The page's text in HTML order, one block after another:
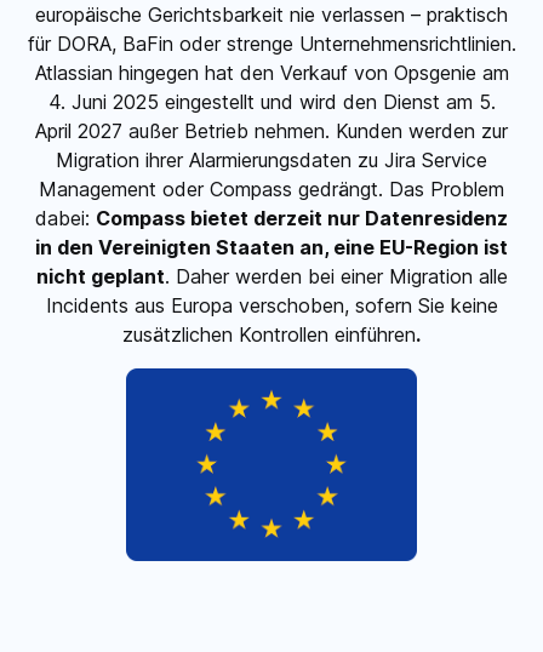
europäische Gerichtsbarkeit nie verlassen – praktisch
für DORA, BaFin oder strenge Unternehmensrichtlinien.
Atlassian hingegen hat den Verkauf von Opsgenie am
4. Juni 2025 eingestellt und wird den Dienst am 5.
April 2027 außer Betrieb nehmen. Kunden werden zur
Migration ihrer Alarmierungsdaten zu Jira Service
Management oder Compass gedrängt. Das Problem
dabei: Compass bietet derzeit nur Datenresidenz
in den Vereinigten Staaten an, eine EU-Region ist
nicht geplant. Daher werden bei einer Migration alle
Incidents aus Europa verschoben, sofern Sie keine
zusätzlichen Kontrollen einführen.